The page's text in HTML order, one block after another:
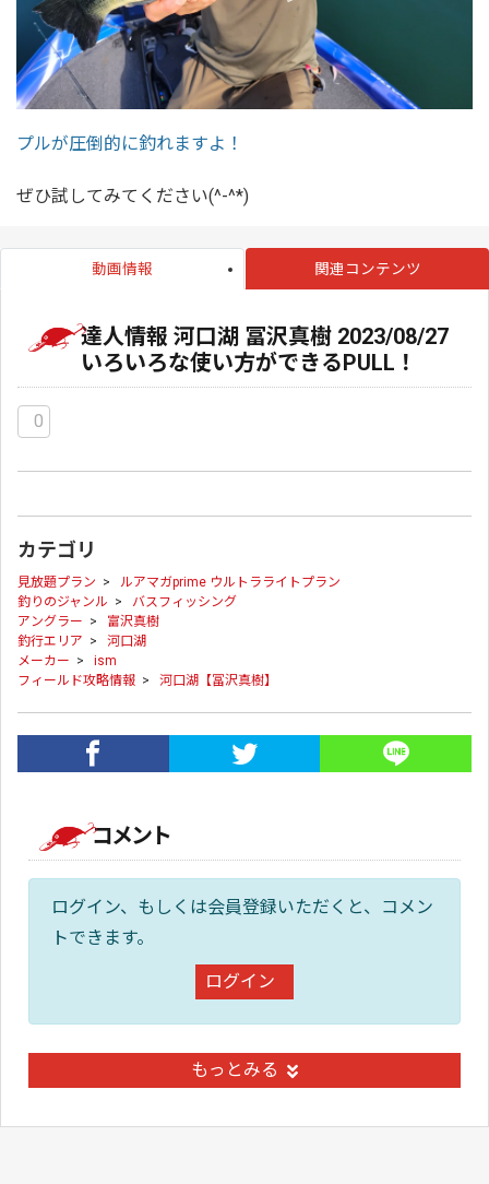
プルが圧倒的に釣れますよ！
ぜひ試してみてください(^-^*)
動画情報 関連コンテンツ
達人情報 河口湖 冨沢真樹 2023/08/27
いろいろな使い方ができるPULL！
0
カテゴリ
見放題プラン > ルアマガprime ウルトラライトプラン
釣りのジャンル > バスフィッシング
アングラー > 富沢真樹
釣行エリア > 河口湖
メーカー > ism
フィールド攻略情報 > 河口湖【冨沢真樹】
コメント
ログイン、もしくは会員登録いただくと、コメン
トできます。
ログイン
もっとみる